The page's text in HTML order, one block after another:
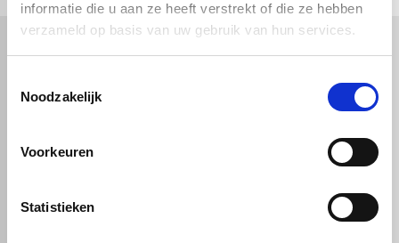
informatie die u aan ze heeft verstrekt of die ze hebben
verzameld op basis van uw gebruik van hun services.
Noodzakelijk
Voorkeuren
Statistieken
Kunststof voorzetramen
Kunststof platen
HPL platen
Technische kunststoffen